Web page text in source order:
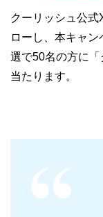
クーリッシュ公
ローし、本キャ
選で50名の方に
当たります。